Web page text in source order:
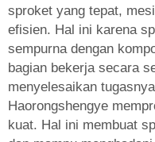
sproket yang tepat,
efisien. Hal ini karena
sempurna dengan
bagian bekerja secara
menyelesaikan
Haorongshengye
kuat. Hal ini membuat